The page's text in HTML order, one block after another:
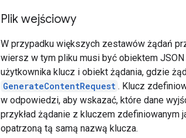
Plik wejściowy
W przypadku większych zestawów żądań
wiersz w tym pliku musi być obiektem
użytkownika klucz i obiekt żądania, gdzie
GenerateContentRequest . Klucz
w odpowiedzi, aby wskazać, które dane
przykład żądanie z kluczem zdefiniowanym
opatrzoną tą samą nazwą klucza.